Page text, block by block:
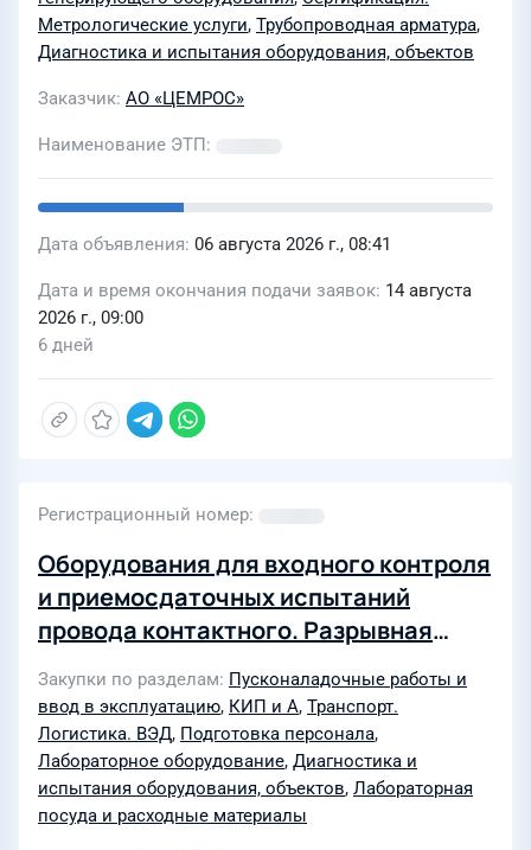
Метрологические услуги, Трубопроводная арматура,
Диагностика и испытания оборудования, объектов
Заказчик АО «ЦЕМРОС»
Наименование ЭТП
Дата объявления 06 августа 2026 г., 08:41
Дата и время окончания подачи заявок 14 августа
2026 г., 09:00
6 дней
Регистрационный номер
Оборудования для входного контроля
и приемосдаточных испытаний
провода контактного. Разрывная
машина для контактного провода.
ООО ЭЛИНТЕХ
Закупки по разделам Пусконаладочные работы и
ввод в эксплуатацию, КИП и А, Транспорт.
Логистика. ВЭД, Подготовка персонала,
Лабораторное оборудование, Диагностика и
испытания оборудования, объектов, Лабораторная
посуда и расходные материалы